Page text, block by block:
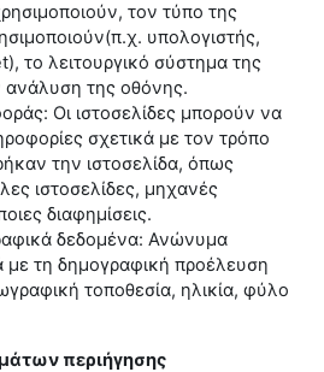
τον τύπο της
υπολογιστής,
), το λειτουργικό σύστημα της
ανάλυση της οθόνης.
Οι ιστοσελίδες μπορούν να
σχετικά με τον τρόπο
την ιστοσελίδα, όπως
ιστοσελίδες, μηχανές
διαφημίσεις.
δεδομένα: Ανώνυμα
με τη δημογραφική προέλευση
τοποθεσία, ηλικία, φύλο
περιήγησης